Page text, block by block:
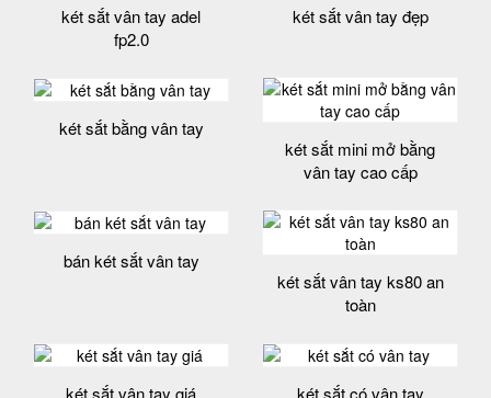
két sắt vân tay adel
fp2.0
két sắt vân tay đẹp
két sắt bằng vân tay
két sắt mini mở bằng
vân tay cao cấp
bán két sắt vân tay
két sắt vân tay ks80 an
toàn